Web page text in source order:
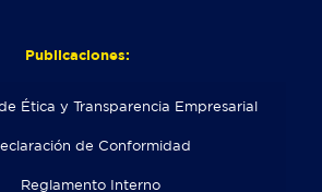
Publicaciones:
Ética y Transparencia Empresarial
de Conformidad
Reglamento Interno